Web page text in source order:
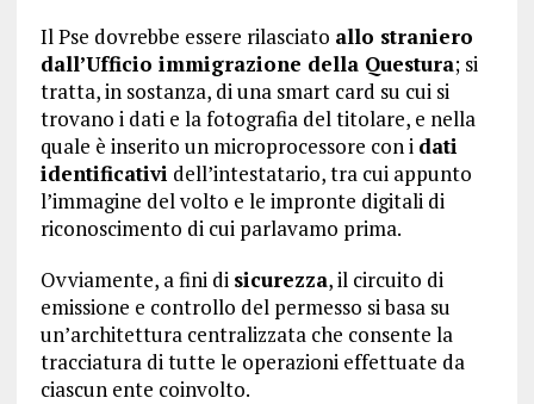
Il Pse dovrebbe essere rilasciato allo straniero
dall’Ufficio immigrazione della Questura; si
tratta, in sostanza, di una smart card su cui si
trovano i dati e la fotografia del titolare, e nella
quale è inserito un microprocessore con i dati
identificativi dell’intestatario, tra cui appunto
l’immagine del volto e le impronte digitali di
riconoscimento di cui parlavamo prima.
Ovviamente, a fini di sicurezza, il circuito di
emissione e controllo del permesso si basa su
un’architettura centralizzata che consente la
tracciatura di tutte le operazioni effettuate da
ciascun ente coinvolto.